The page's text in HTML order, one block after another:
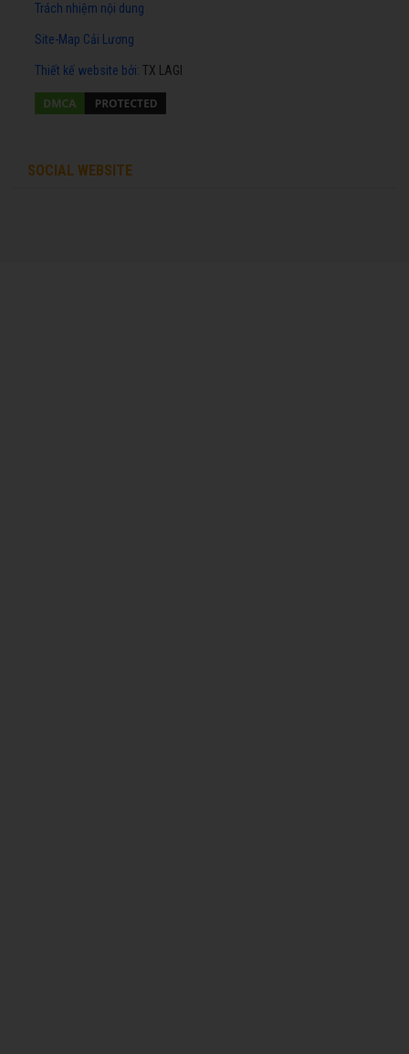
Trách nhiệm nội dung
Site-Map Cải Lương
Thiết kế website bởi: TX LAGI
SOCIAL WEBSITE